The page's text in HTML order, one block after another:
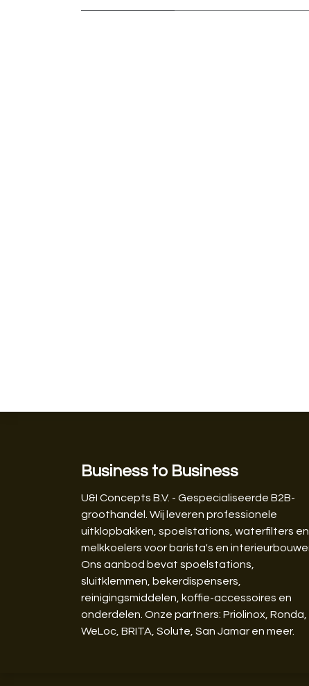
Business to Business
U&I Concepts B.V. - Gespecialiseerde B2B-
groothandel. Wij leveren professionele
uitklopbakken, spoelstations, waterfilters en
melkkoelers voor barista's en
Ons aanbod bevat spoelstations,
sluitklemmen, bekerdispensers,
reinigingsmiddelen, koffie-accessoires en
onderdelen. Onze partners: Priolinox, Ronda,
WeLoc, BRITA, Solute, San Jamar en meer.